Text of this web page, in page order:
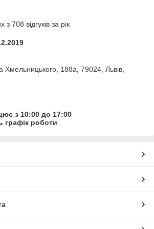
708 відгуків за рік
Хмельницького, 188а, 79024, Львів,
з 10:00 до 17:00
графік роботи